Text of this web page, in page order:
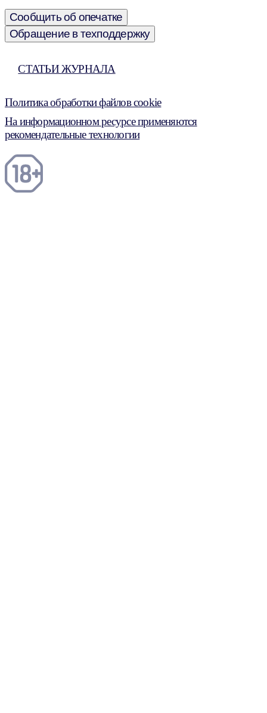
Сообщить об опечатке
Обращение в техподдержку
СТАТЬИ ЖУРНАЛА
Политика обработки файлов cookie
На информационном ресурсе применяются
рекомендательные технологии